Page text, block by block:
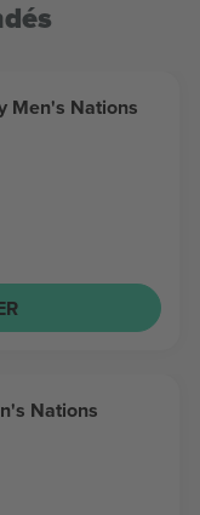
Men's Nations
Nations